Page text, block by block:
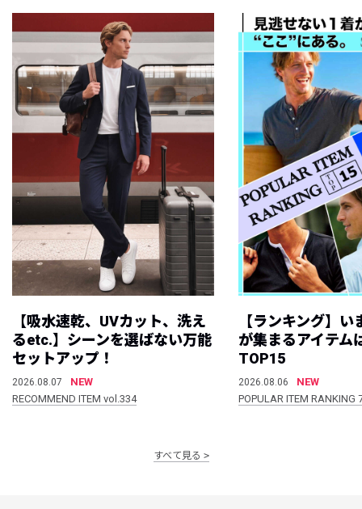
【吸水速乾、UVカット、洗え
るetc.】シーンを選ばない万能
セットアップ！
2026.08.07
NEW
RECOMMEND ITEM vol.334
【ランキング】
が集まるアイテム
TOP15
2026.08.06
NEW
POPULAR ITEM
すべて見る